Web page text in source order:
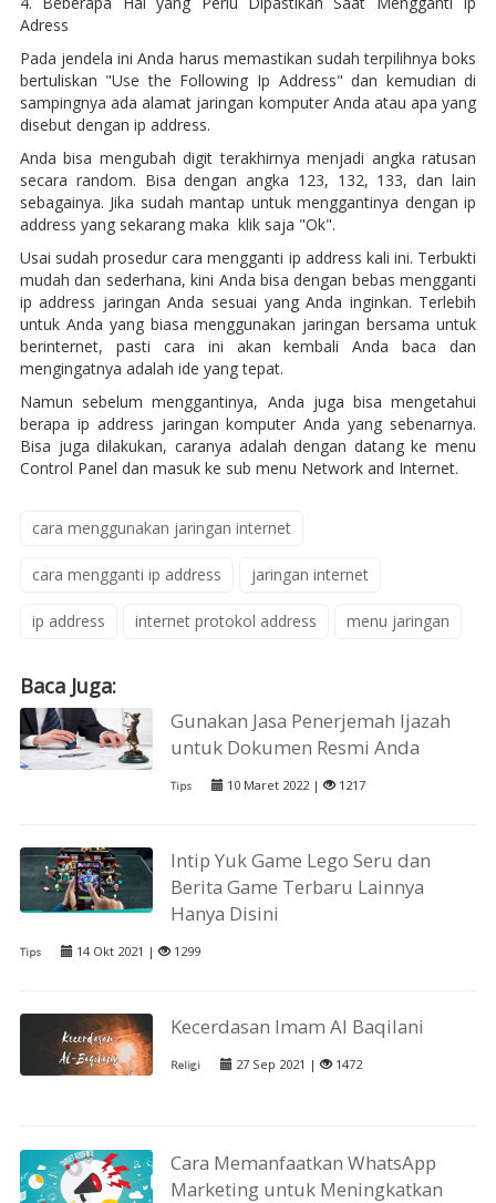
Adress
Pada jendela ini Anda harus memastikan sudah terpilihnya boks
bertuliskan "Use the Following Ip Address" dan kemudian di
sampingnya ada alamat jaringan komputer Anda atau apa yang
disebut dengan ip address.
Anda bisa mengubah digit terakhirnya menjadi angka ratusan
secara random. Bisa dengan angka 123, 132, 133, dan lain
sebagainya. Jika sudah mantap untuk menggantinya dengan ip
address yang sekarang maka klik saja "Ok".
Usai sudah prosedur cara mengganti ip address kali ini. Terbukti
mudah dan sederhana, kini Anda bisa dengan bebas mengganti
ip address jaringan Anda sesuai yang Anda inginkan. Terlebih
untuk Anda yang biasa menggunakan jaringan bersama untuk
berinternet, pasti cara ini akan kembali Anda baca dan
mengingatnya adalah ide yang tepat.
Namun sebelum menggantinya, Anda juga bisa mengetahui
berapa ip address jaringan komputer Anda yang sebenarnya.
Bisa juga dilakukan, caranya adalah dengan datang ke menu
Control Panel dan masuk ke sub menu Network and Internet.
cara menggunakan jaringan internet
cara mengganti ip address jaringan internet
ip address internet protokol address menu jaringan
Baca Juga:
Gunakan Jasa Penerjemah Ijazah
untuk Dokumen Resmi Anda
Tips 10 Maret 2022 | 1217
Intip Yuk Game Lego Seru dan
Berita Game Terbaru Lainnya
Hanya Disini
Tips 14 Okt 2021 | 1299
Kecerdasan Imam Al Baqilani
Religi 27 Sep 2021 | 1472
Cara Memanfaatkan WhatsApp
Marketing untuk Meningkatkan